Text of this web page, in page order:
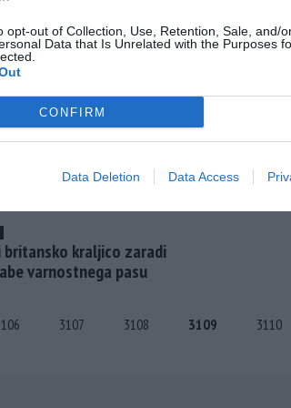
opt-out of Collection, Use, Retention, Sale, and/
Data that Is Unrelated with the Purposes
CONFIRM
Data Deletion Data Access
spoštovati
britansko kraljico zaradi
varnostnega pasu
3107 3108 3109 3110